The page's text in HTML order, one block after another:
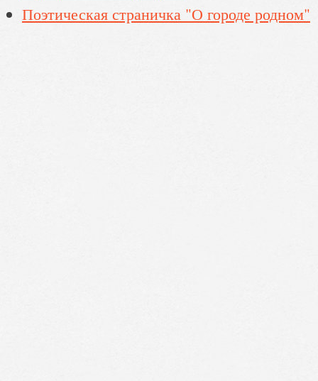
Поэтическая страничка "О городе родном"